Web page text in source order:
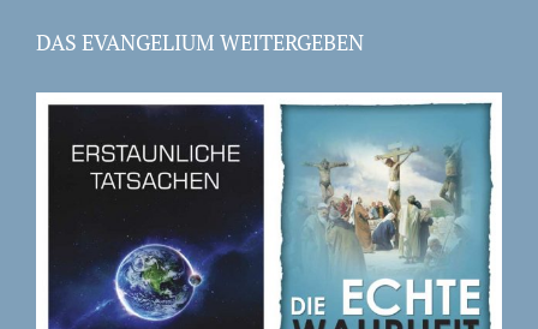
DAS EVANGELIUM WEITERGEBEN